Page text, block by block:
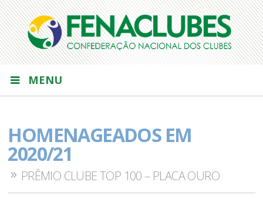
MENU
HOMENAGEADOS EM
2020/21
PRÊMIO CLUBE TOP 100 – PLACA OURO